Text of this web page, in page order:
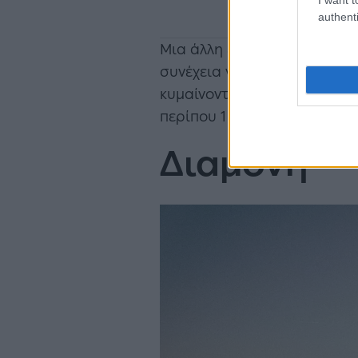
Μια άλλη επιλογή είναι να
συνέχεια να πάρετε το τρένο
κυμαίνονται στα 180-230
περίπου 1 ώρα και 20 λεπτά
Διαμονή